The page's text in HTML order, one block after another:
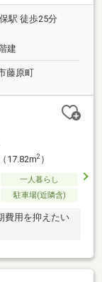
駅 徒歩25分
建
藤原町
17.82m2）
一人暮らし
駐車場(近隣含)
費用を抑えたい